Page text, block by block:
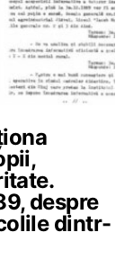
despre
dintr-